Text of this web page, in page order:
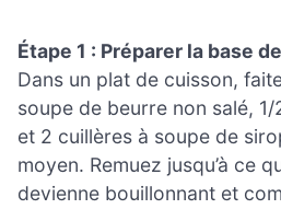
Étape 1 : Préparer la base
Dans un plat de cuisson,
soupe de beurre non salé,
et 2 cuillères à soupe de
moyen. Remuez jusqu’à ce
devienne bouillonnant et